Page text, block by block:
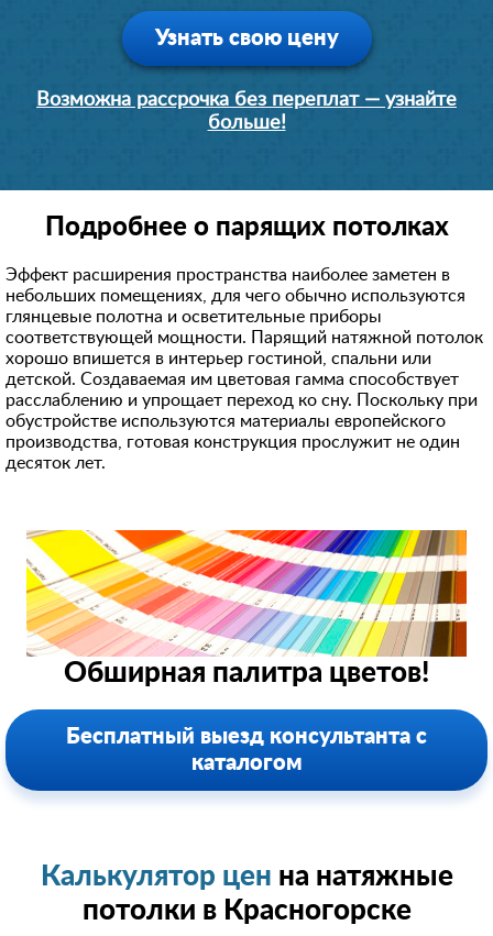
Узнать свою цену
Возможна рассрочка без переплат — узнайте
больше!
Подробнее о парящих потолках
Эффект расширения пространства наиболее заметен в
небольших помещениях, для чего обычно используются
глянцевые полотна и осветительные приборы
соответствующей мощности. Парящий натяжной потолок
хорошо впишется в интерьер гостиной, спальни или
детской. Создаваемая им цветовая гамма способствует
расслаблению и упрощает переход ко сну. Поскольку при
обустройстве используются материалы европейского
производства, готовая конструкция прослужит не один
десяток лет.
Обширная палитра цветов!
Бесплатный выезд консультанта с
каталогом
Калькулятор цен на натяжные
потолки в Красногорске